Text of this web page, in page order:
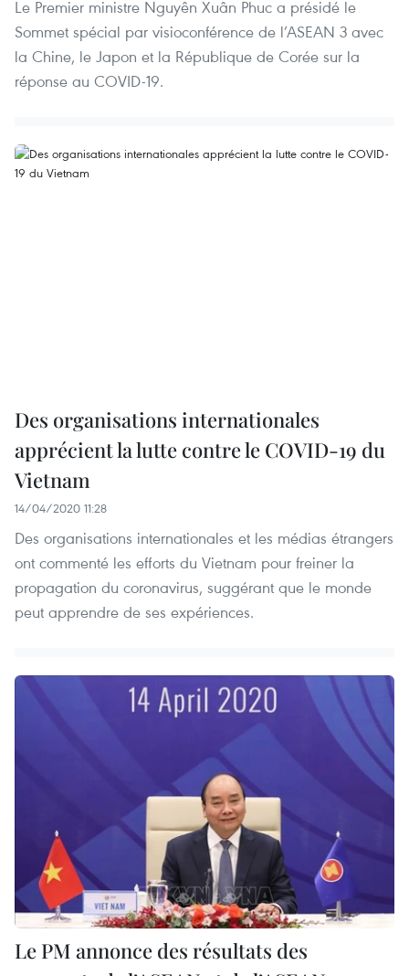
Le Premier ministre Nguyên Xuân Phuc a présidé le
Sommet spécial par visioconférence de l’ASEAN 3 avec
la Chine, le Japon et la République de Corée sur la
réponse au COVID-19.
Des organisations internationales
apprécient la lutte contre le COVID-19 du
Vietnam
14/04/2020 11:28
Des organisations internationales et les médias étrangers
ont commenté les efforts du Vietnam pour freiner la
propagation du coronavirus, suggérant que le monde
peut apprendre de ses expériences.
Le PM annonce des résultats des